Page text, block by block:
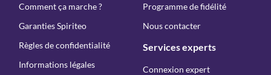
Comment ça marche ?
Garanties Spiriteo
Règles de confidentialité
Informations légales
Programme de fidélité
Nous contacter
Services experts
Connexion expert